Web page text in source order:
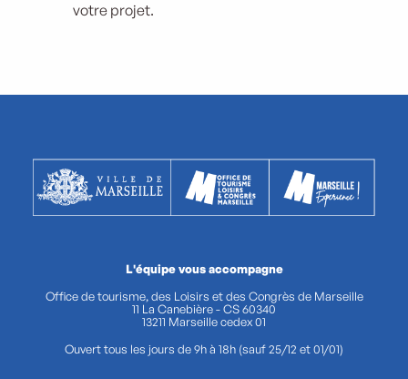
votre projet.
L'équipe vous accompagne
Office de tourisme, des Loisirs et des Congrès de Marseille
11 La Canebière - CS 60340
13211 Marseille cedex 01
Ouvert tous les jours de 9h à 18h (sauf 25/12 et 01/01)